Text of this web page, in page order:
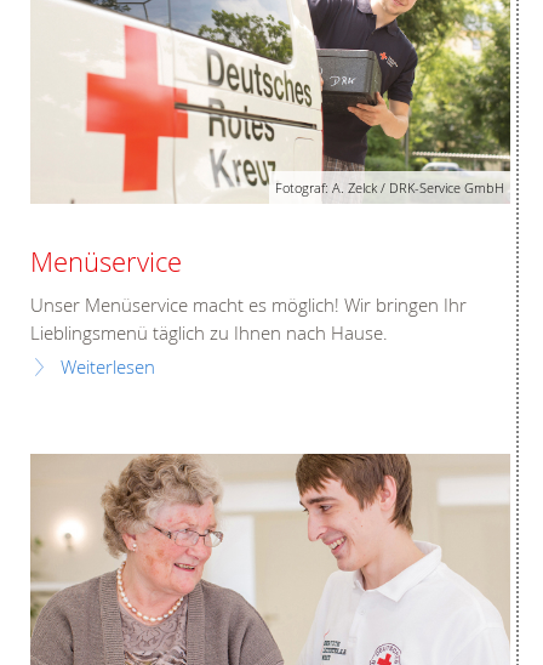
Fotograf: A. Zelck / DRK-Service GmbH
Menüservice
Unser Menüservice macht es möglich! Wir bringen Ihr
Lieblingsmenü täglich zu Ihnen nach Hause.
Weiterlesen